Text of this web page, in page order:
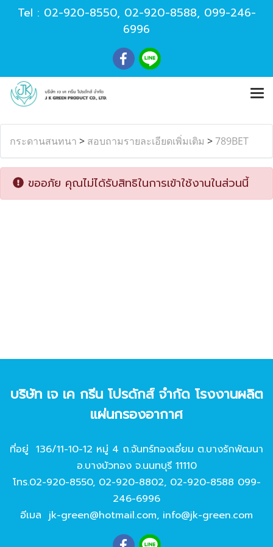
Tel : 02-920-8550, 02-920-8588, 099-246-
6996
กระดานสนทนา > สอบถามรายละเอียดเพิ่มเติม >789BET
ขออภัย คุณไม่ได้รับสิทธิในการเข้าใช้งานในส่วนนี้
บริษัท เจ เค กรีน โปรดักส์ จํากัด โรงงานผลิต
แผ่นกรองอากาศ
ที่อยู่ 136/11-10-12 หมู่ 4 ถ.จันทร์ทองเอี่ยม ต.บางรักพัฒนา
อ.บางบัวทอง จ.นนทบุรี 11110
โทร.02-920-8550, 02-920-8802, 02-920-8588 099-
246-6996
อีเมล jk-green@hotmail.com, info@jk-green.com